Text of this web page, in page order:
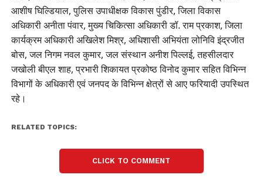
आशीष घिल्डियाल, पुलिस उपाधीक्षक विकास पुंडीर, जिला विकास
अधिकारी अनीता पंवार, मुख्य चिकित्सा अधिकारी डॉ. राम प्रकाश, जिला
कार्यक्रम अधिकारी अखिलेश मिश्र, अधिशासी अभियंता लोनिवि इंद्रजीत
बोस, जल निगम नवल कुमार, जल संस्थान अनीश पिल्लई, तहसीलदार
जखोली बीएल शाह, प्रभारी शिकायत प्रकोष्ठ विनोद कुमार सहित विभिन्न
विभागों के अधिकारी एवं जनपद के विभिन्न क्षेत्रों से आए फरियादी उपस्थित
रहे।
RELATED TOPICS:
CLICK TO COMMENT